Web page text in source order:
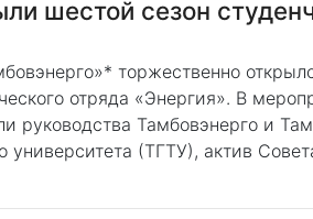
шестой сезон
торжественно
отряда «Энергия». В
руководства Тамбовэнерго и
университета (ТГТУ), актив